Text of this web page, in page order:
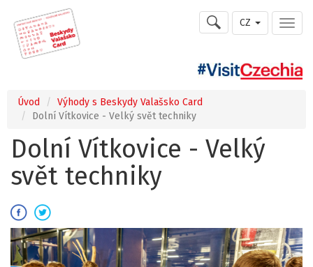
CZ
Úvod
Výhody s Beskydy Valašsko Card
Dolní Vítkovice - Velký svět techniky
Dolní Vítkovice - Velký
svět techniky